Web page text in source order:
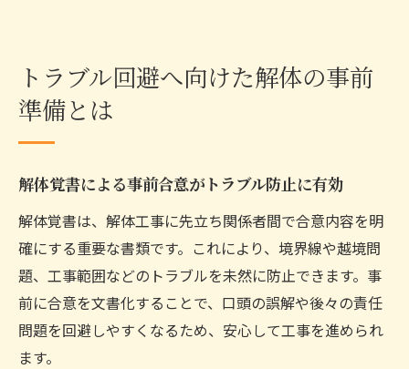
トラブル回避へ向けた解体の事前
準備とは
解体覚書による事前合意がトラブル防止に有効
解体覚書は、解体工事に先立ち関係者間で合意内容を明
確にする重要な書類です。これにより、境界線や越境問
題、工事範囲などのトラブルを未然に防止できます。事
前に合意を文書化することで、口頭の誤解や後々の責任
問題を回避しやすくなるため、安心して工事を進められ
ます。